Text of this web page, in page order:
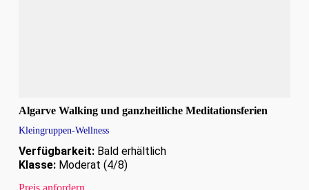
Algarve Walking und ganzheitliche Meditationsferien
Kleingruppen-Wellness
Verfügbarkeit:Bald erhältlich
Klasse:Moderat (4/8)